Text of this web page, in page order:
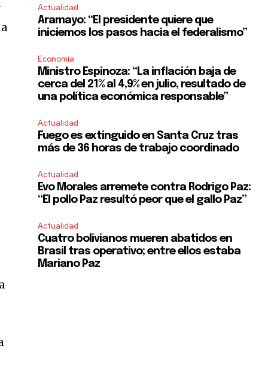
Actualidad
Aramayo: “El presidente quiere que
iniciemos los pasos hacia el federalismo”
Economía
Ministro Espinoza: “La inflación baja de
cerca del 21% al 4,9% en julio, resultado de
una política económica responsable”
Actualidad
Fuego es extinguido en Santa Cruz tras
más de 36 horas de trabajo coordinado
Actualidad
Evo Morales arremete contra Rodrigo Paz:
“El pollo Paz resultó peor que el gallo Paz”
Actualidad
Cuatro bolivianos mueren abatidos en
Brasil tras operativo; entre ellos estaba
Mariano Paz